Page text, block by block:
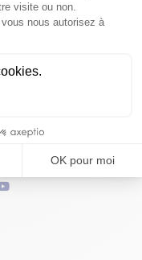
despropositions
pu faire
déchets